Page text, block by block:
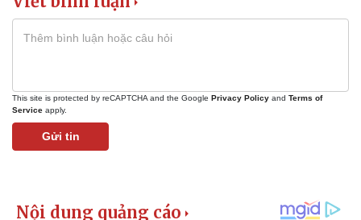
This site is protected by reCAPTCHA and the Google Privacy Policy and Terms of
Service apply.
Gửi tin